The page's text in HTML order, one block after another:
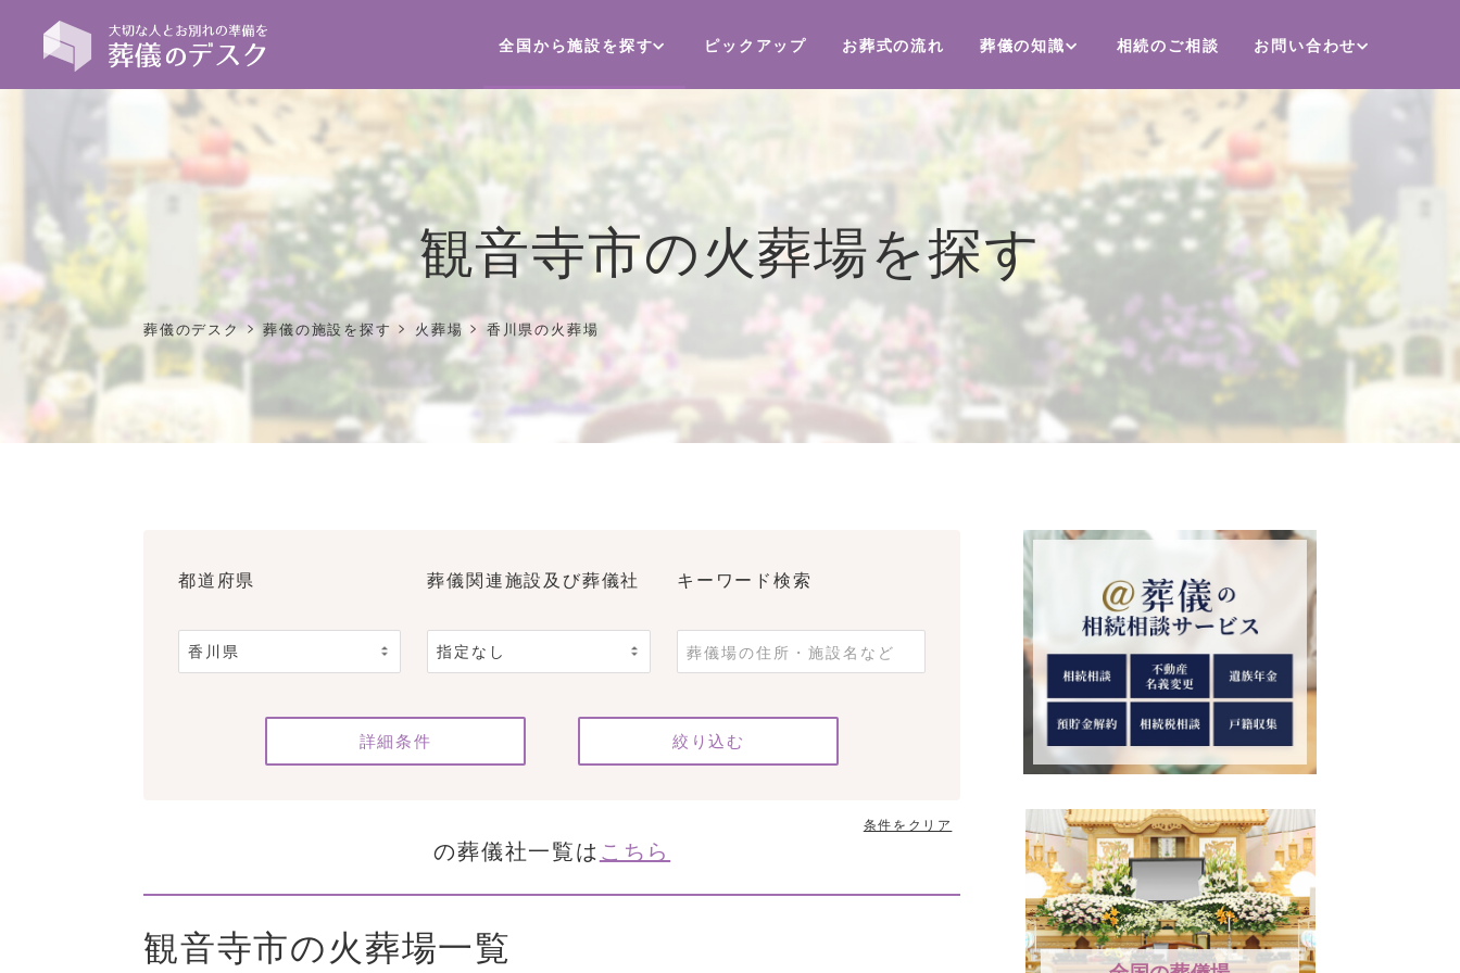
全国から施設を探す ピックアップ お葬式の流れ 葬儀の知識 相続のご相談 お問い合わせ
観音寺市の火葬場を探す
葬儀のデスク>葬儀の施設を探す > 火葬場 > 香川県の火葬場
都道府県 葬儀関連施設及び葬儀社 キーワード検索
条件をクリア
詳細条件
の葬儀社一覧はこちら
観音寺市の火葬場一覧